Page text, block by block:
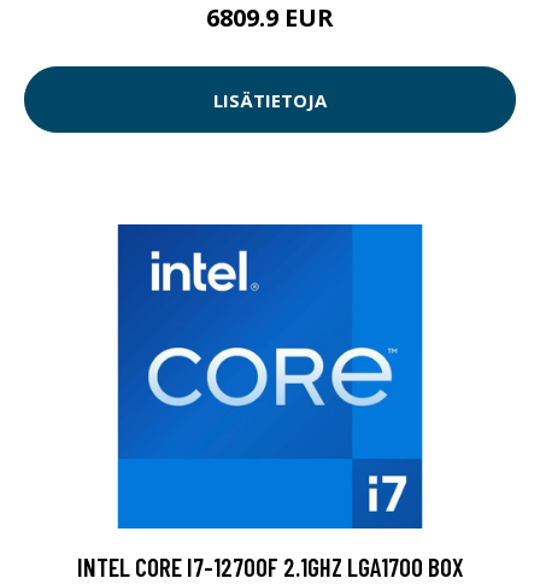
6809.9 EUR
LISÄTIETOJA
INTEL CORE I7-12700F 2.1GHZ LGA1700 BOX